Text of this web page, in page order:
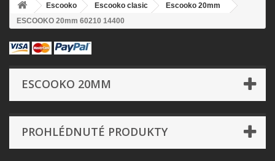
Escooko Escooko clasic
Escooko 20mm
ESCOOKO 20mm 60210 14400
ESCOOKO 20MM
PROHLÉDNUTÉ PRODUKTY